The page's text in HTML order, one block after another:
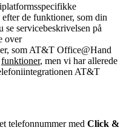
de funktioner, som din
servicebeskrivelsen på
over
som AT&T Office@Hand
funktioner, men vi har allerede
AT&T
telefonnummer med Click &